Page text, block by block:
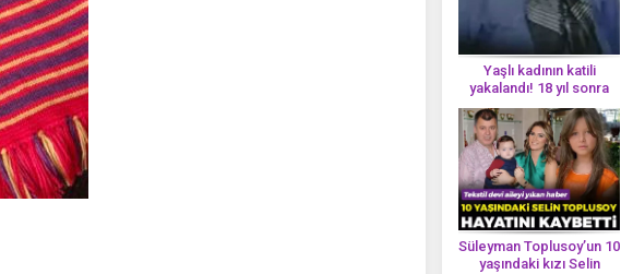
Yaşlı kadının katili
yakalandı! 18 yıl sonra
tek bir DNA iziyle
çözüldü!
Süleyman Toplusoy’un 10
yaşındaki kızı Selin